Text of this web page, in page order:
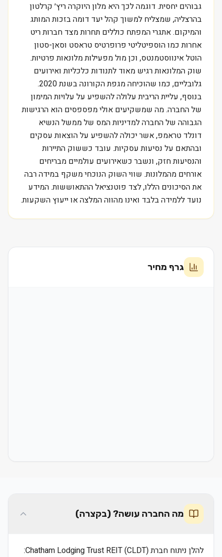
גבוהים יחסית. דוגמה לכך היא מלון היוקרה ריץ׳ קרלטון
בהרצליה, שמצליח למשוך קהל יעד דומה בזכות המותג
והמיקום. אתגרי המפתח כוללים תחרות מצד חברות ריט
אחרות כמו הוספיטליטי פרופרטיס טראסט וסאן-סטון
הוטל אינווסטמנטס, וכן מול מפעילות מלונאות פרטיות.
שוק המלונאות רגיש מאוד לתנודות כלכליות ואירועים
גלובליים, כמו שהוכיחה מגפת הקורונה בשנת 2020.
בנוסף, עליית הריבית עלולה להשפיע על עלויות המימון
של החברה. מה שמשקיעים אולי מפספסים הוא הרגישות
הגבוהה של החברה למדיניות המס של ממשל הנשיא
דונלד טראמפ, אשר יכולה להשפיע על הוצאות עסקים
ובהתאם על נסיעות עסקיות. עובד כששוק התיירות
והנסיעות חזק, ונשבר כשאירועים עולמיים מבריחים
אורחים מהמלונות. שווי השוק הנוכחי משקף במידה רבה
את הסיכונים הללו, לצד פוטנציאל ההתאוששות. המידע
נועד ללמידה בלבד ואינו מהווה המלצה או ייעוץ השקעות.
גרף מחיר
מה החברה עושה? (בקצרה)
להלן ניתוח חברת Chatham Lodging Trust REIT (CLDT):